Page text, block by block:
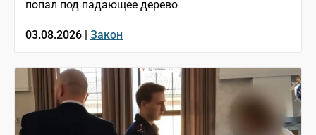
попал под падающее дерево
03.08.2026 | Закон